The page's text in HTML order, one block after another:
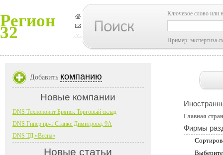
Регион
32
Ключевое слово или
Пример: экспертиза
Главная
Фирмы
Добавить компанию
Новые компании
DNS Технопоинт Брянск Торговый склад
DNS Гипер пр-т Станке Димитрова, 9А
DNS ТД «Весна»
Новые статьи